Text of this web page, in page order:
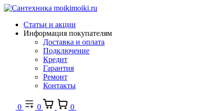
Статьи и акции
Информация покупателям
Доставка и оплата
Подключение
Кредит
Гарантия
Ремонт
Контакты
0 0 0